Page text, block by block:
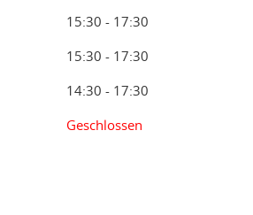
15:30 - 17:30
15:30 - 17:30
14:30 - 17:30
Geschlossen